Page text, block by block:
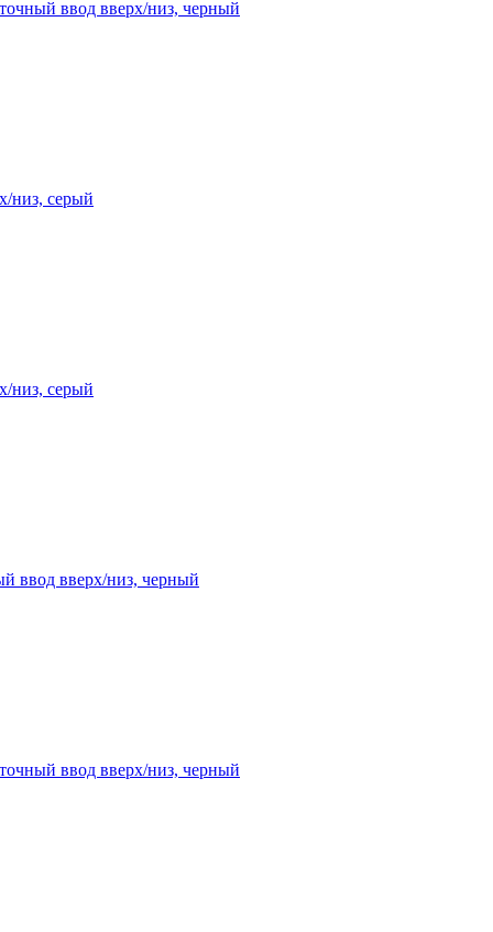
ввод вверх/низ, черный
низ, серый
низ, серый
ввод вверх/низ, черный
ввод вверх/низ, черный